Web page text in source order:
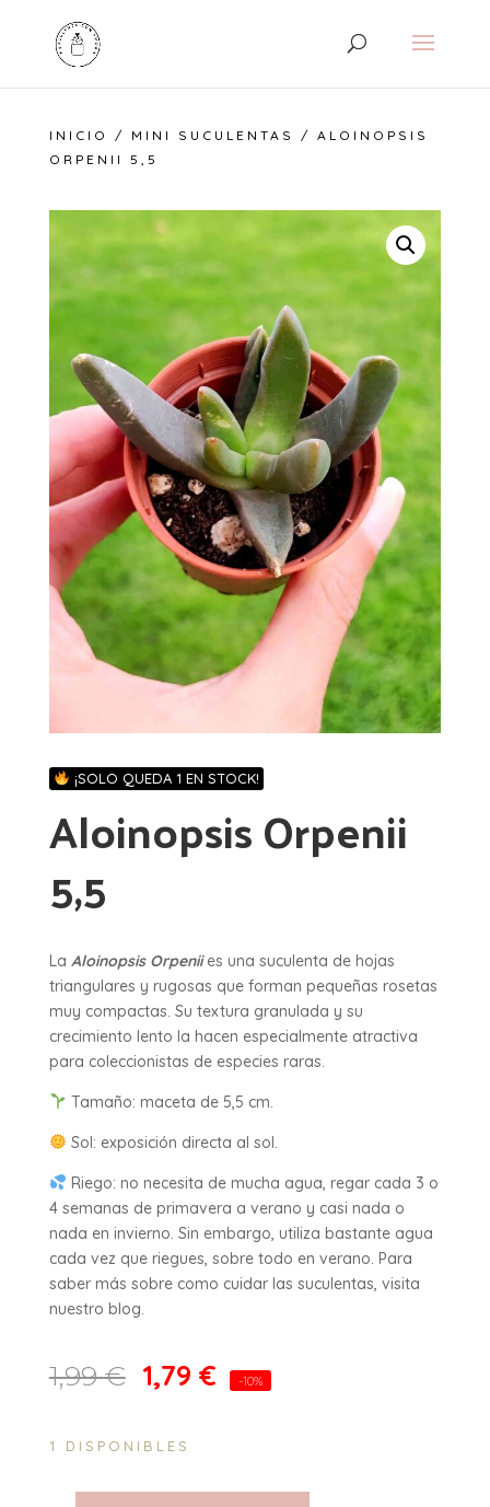
INICIO / MINI SUCULENTAS
/ ALOINOPSIS
ORPENII 5,5
¡SOLO QUEDA 1 EN STOCK!
Aloinopsis Orpenii
5,5
La Aloinopsis Orpeniies una suculenta de hojas
triangulares y rugosas que forman pequeñas rosetas
muy compactas. Su textura granulada y su
crecimiento lento la hacen especialmente atractiva
para coleccionistas de especies raras.
Tamaño: maceta de 5,5 cm.
Sol: exposición directa al sol.
Riego: no necesita de mucha agua, regar cada 3 o
4 semanas de primavera a verano y casi nada o
nada en invierno. Sin embargo, utiliza bastante agua
cada vez que riegues, sobre todo en verano. Para
saber más sobre como cuidar las suculentas, visita
nuestro blog.
1,99€ 1,79 € -10%
1 DISPONIBLES